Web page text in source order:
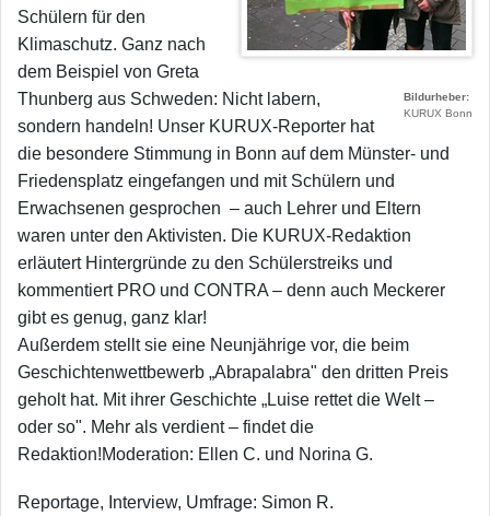
Bildurheber
KURUX Bonn
Schülern für den
Klimaschutz. Ganz nach
dem Beispiel von Greta
Thunberg aus Schweden: Nicht labern,
sondern handeln! Unser KURUX-Reporter hat
die besondere Stimmung in Bonn auf dem Münster- und
Friedensplatz eingefangen und mit Schülern und
Erwachsenen gesprochen – auch Lehrer und Eltern
waren unter den Aktivisten. Die KURUX-Redaktion
erläutert Hintergründe zu den Schülerstreiks und
kommentiert PRO und CONTRA – denn auch Meckerer
gibt es genug, ganz klar!
Außerdem stellt sie eine Neunjährige vor, die beim
Geschichtenwettbewerb „Abrapalabra" den dritten Preis
geholt hat. Mit ihrer Geschichte „Luise rettet die Welt –
oder so". Mehr als verdient – findet die
Redaktion!Moderation: Ellen C. und Norina G.
Reportage, Interview, Umfrage: Simon R.